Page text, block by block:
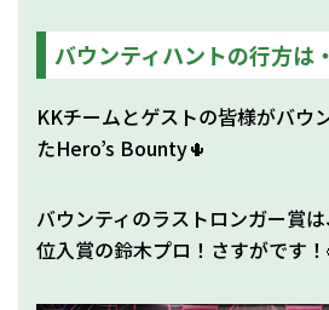
バウンティハントの行方は
KKチームとゲストの皆様がバウ
たHero’s Bounty🌵
バウンティのラストロンガー賞
位入賞の鈴木プロ！さすがです